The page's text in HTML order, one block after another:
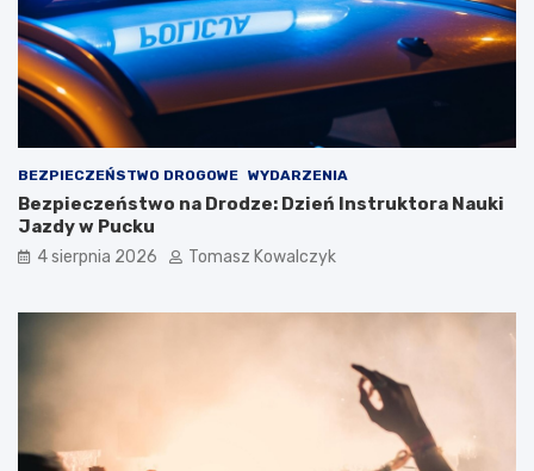
BEZPIECZEŃSTWO DROGOWE WYDARZENIA
Bezpieczeństwo na Drodze: Dzień Instruktora Nauki
Jazdy w Pucku
4 sierpnia 2026 Tomasz Kowalczyk